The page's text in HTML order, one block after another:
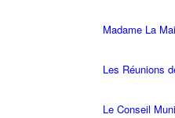
Madame La
Les Réunions
Le Conseil